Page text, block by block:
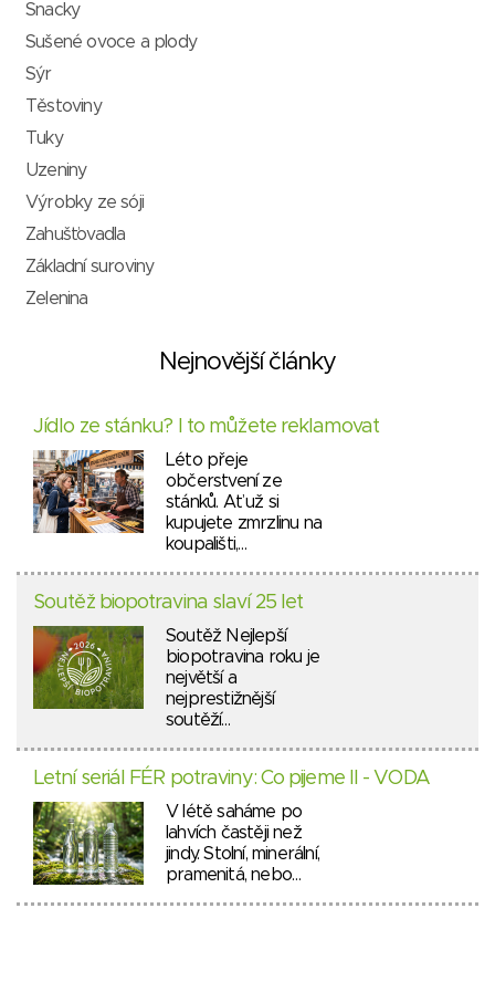
Snacky
Sušené ovoce a plody
Sýr
Těstoviny
Tuky
Uzeniny
Výrobky ze sóji
Zahušťovadla
Základní suroviny
Zelenina
Nejnovější články
Jídlo ze stánku? I to můžete reklamovat
Léto přeje
občerstvení ze
stánků. Ať už si
kupujete zmrzlinu na
koupališti,…
Soutěž biopotravina slaví 25 let
Soutěž Nejlepší
biopotravina roku je
největší a
nejprestižnější
soutěží…
Letní seriál FÉR potraviny: Co pijeme II - VODA
V létě saháme po
lahvích častěji než
jindy. Stolní, minerální,
pramenitá, nebo…